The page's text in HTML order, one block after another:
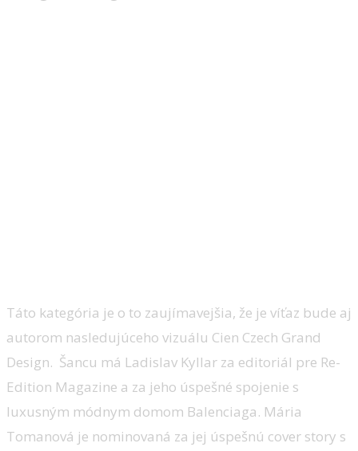
Táto kategória je o to zaujímavejšia, že je víťaz bude aj
autorom nasledujúceho vizuálu Cien Czech Grand
Design. Šancu má Ladislav Kyllar za editoriál pre Re-
Edition Magazine a za jeho úspešné spojenie s
luxusným módnym domom Balenciaga. Mária
Tomanová je nominovaná za jej úspešnú cover story s